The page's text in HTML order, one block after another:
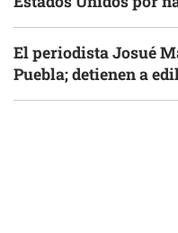
El periodista Josué
Puebla; detienen a